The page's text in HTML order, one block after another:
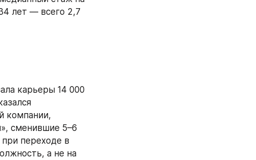
лет — всего 2,7
карьеры 14 000
компании,
сменившие 5–6
переходе в
а не на